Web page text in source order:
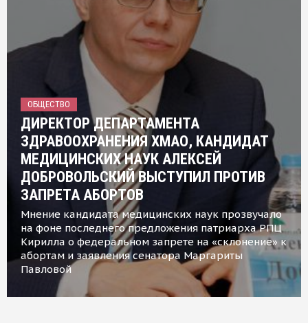
ОБЩЕСТВО
ДИРЕКТОР ДЕПАРТАМЕНТА
ЗДРАВООХРАНЕНИЯ ХМАО, КАНДИДАТ
МЕДИЦИНСКИХ НАУК АЛЕКСЕЙ
ДОБРОВОЛЬСКИЙ ВЫСТУПИЛ ПРОТИВ
ЗАПРЕТА АБОРТОВ
Мнение кандидата медицинских наук прозвучало
на фоне последнего предложения патриарха РПЦ
Кирилла о федеральном запрете на «склонение» к
абортам и заявления сенатора Маргариты
Павловой